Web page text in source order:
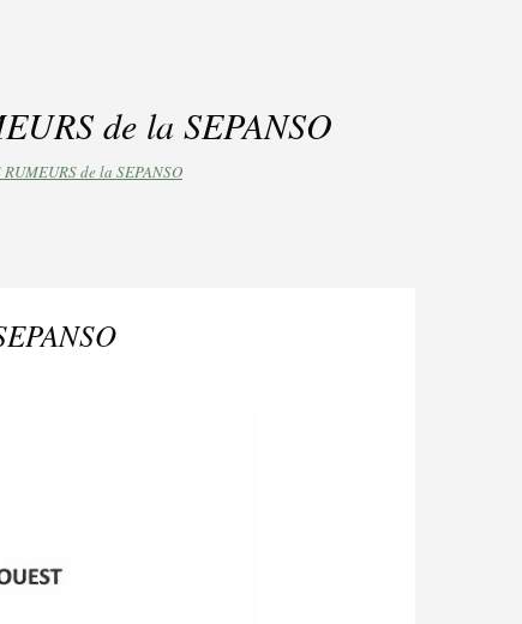
de la SEPANSO
de la SEPANSO